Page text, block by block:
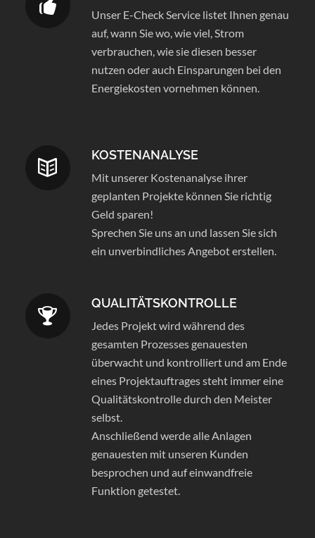
Unser E-Check Service listet Ihnen genau
auf, wann Sie wo, wie viel, Strom
verbrauchen, wie sie diesen besser
nutzen oder auch Einsparungen bei den
Energiekosten vornehmen können.
KOSTENANALYSE
Mit unserer Kostenanalyse ihrer
geplanten Projekte können Sie richtig
Geld sparen!
Sprechen Sie uns an und lassen Sie sich
ein unverbindliches Angebot erstellen.
QUALITÄTSKONTROLLE
Jedes Projekt wird während des
gesamten Prozesses genauesten
überwacht und kontrolliert und am Ende
eines Projektauftrages steht immer eine
Qualitätskontrolle durch den Meister
selbst.
Anschließend werde alle Anlagen
genauesten mit unseren Kunden
besprochen und auf einwandfreie
Funktion getestet.